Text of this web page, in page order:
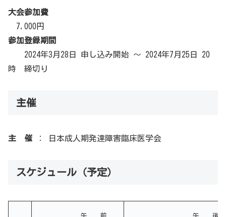
大会参加費
7,000円
参加登録期間
2024年3月28日 申し込み開始 ～ 2024年7月25日 20
時 締切り
主催
主 催 ： 日本成人期発達障害臨床医学会
スケジュール（予定）